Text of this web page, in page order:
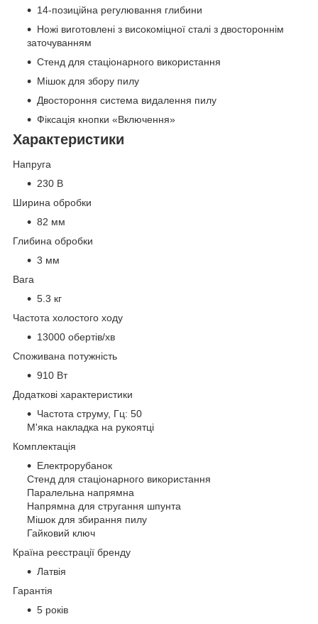
14-позиційна регулювання глибини
Ножі виготовлені з високоміцної сталі з двостороннім
заточуванням
Стенд для стаціонарного використання
Мішок для збору пилу
Двостороння система видалення пилу
Фіксація кнопки «Включення»
Характеристики
Напруга
230 В
Ширина обробки
82 мм
Глибина обробки
3 мм
Вага
5.3 кг
Частота холостого ходу
13000 обертів/хв
Споживана потужність
910 Вт
Додаткові характеристики
Частота струму, Гц: 50
М'яка накладка на рукоятці
Комплектація
Електрорубанок
Стенд для стаціонарного використання
Паралельна напрямна
Напрямна для стругання шпунта
Мішок для збирання пилу
Гайковий ключ
Країна реєстрації бренду
Латвія
Гарантія
5 років